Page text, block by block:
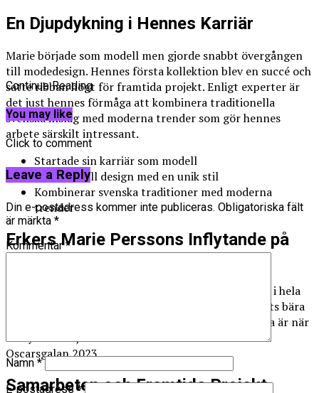
En Djupdykning i Hennes Karriär
Marie började som modell men gjorde snabbt övergången
till modedesign. Hennes första kollektion blev en succé och
satte ribban högt för framtida projekt. Enligt experter är
det just hennes förmåga att kombinera traditionella
svenska inslag med moderna trender som gör hennes
arbete särskilt intressant.
Startade sin karriär som modell
Övergick till design med en unik stil
Kombinerar svenska traditioner med moderna
trender
Erkers Marie Perssons Inflytande på
Kändisvärlden
Hennes inflytande sträcker sig bortom mode och in i hela
kändisvärlden. Många kända personligheter har setts bära
hennes kläder på röda mattan. Ett exempel på detta är när
Hollywood-stjärnan bar en av Maries kreationer vid
Oscarsgalan 2023.
Samarbeten och Framtida Projekt
Continue Reading
You may like
Click to comment
Leave a Reply
Din e-postadress kommer inte publiceras. Obligatoriska fält
är märkta *
Kommentar*
Namn *
E-postadress*